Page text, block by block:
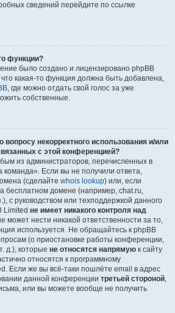
сведений перейдите по ссылке
функции?
было создано и лицензировано phpBB
какая-то функция должна быть добавлена,
, где можно отдать свой голос за уже
собственные.
некорректного использования и/или
с этой конференцией?
из администраторов, перечисленных в
Если вы не получили ответа,
(сделайте whois lookup) или, если
бесплатном домене (например, chat.ru,
с руководством или техподдержкой данного
Limited не имеет никакого контроля над
может нести никакой ответственности за то,
используется. Не обращайтесь к phpBB
(о приостановке работы конференции,
д.), которые не относятся напрямую к сайту
относятся к программному
Если же вы всё-таки пошлёте email в адрес
данной конференции третьей стороной,
или вы можете вообще не получить